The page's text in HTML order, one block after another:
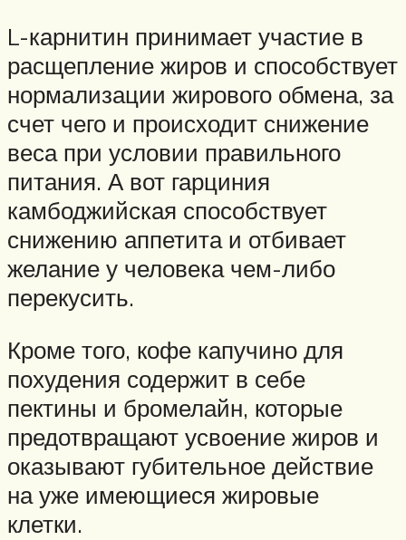
L-карнитин принимает участие в
расщепление жиров и способствует
нормализации жирового обмена, за
счет чего и происходит снижение
веса при условии правильного
питания. А вот гарциния
камбоджийская способствует
снижению аппетита и отбивает
желание у человека чем-либо
перекусить.
Кроме того, кофе капучино для
похудения содержит в себе
пектины и бромелайн, которые
предотвращают усвоение жиров и
оказывают губительное действие
на уже имеющиеся жировые
клетки.